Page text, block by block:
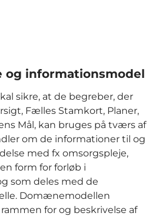
og informationsmodel
sikre, at de begreber, der
Fælles Stamkort, Planer,
Mål, kan bruges på tværs af
om de informationer til og
med fx omsorgspleje,
form for forløb i
som deles med de
Domænemodellen
for og beskrivelse af